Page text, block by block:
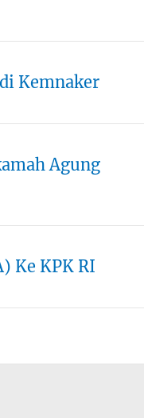
Kemnaker
Agung
Ke KPK RI